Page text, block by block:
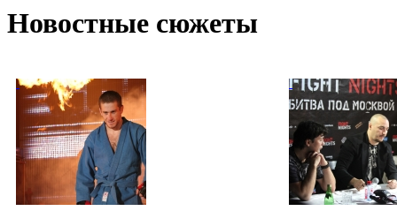
Новостные сюжеты